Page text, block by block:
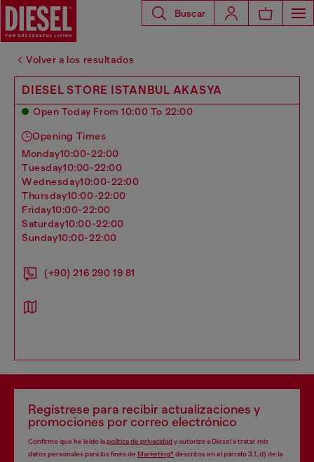
Buscar
Volver a los resultados
DIESEL STORE ISTANBUL AKASYA
Open Today From 10:00 To 22:00
Opening Times
monday10:00-22:00
tuesday10:00-22:00
wednesday10:00-22:00
thursday10:00-22:00
friday10:00-22:00
saturday10:00-22:00
sunday10:00-22:00
(+90) 216 290 19 81
Regístrese para recibir actualizaciones y
promociones por correo electrónico
Confirmo que he leído lapolítica de privacidady autorizo a Diesel a tratar mis
datos personales para los fines de Marketing*descritos en el párrafo 3.1, d) de la